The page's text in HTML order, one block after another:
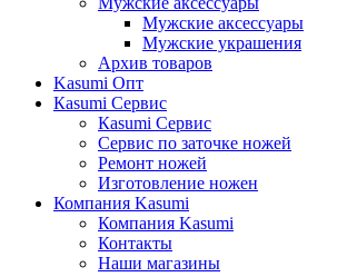
Мужские аксессуары
Мужские украшения
Архив товаров
Kasumi Опт
Кasumi Сервис
Кasumi Сервис
Сервис по заточке ножей
Ремонт ножей
Изготовление ножен
Компания Kasumi
Компания Kasumi
Контакты
Наши магазины